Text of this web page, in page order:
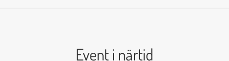
Event i närtid